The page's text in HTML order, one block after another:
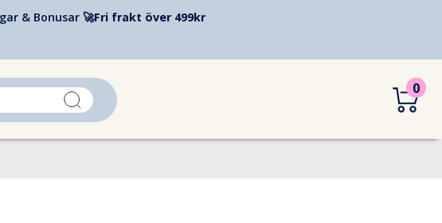
& Bonusar 🚀Fri frakt över 499kr
0